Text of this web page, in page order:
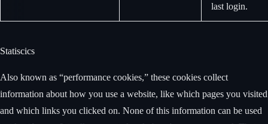
last login.
Statiscics
Also known as “performance cookies,” these cookies collect
information about how you use a website, like which pages you visited
and which links you clicked on. None of this information can be used